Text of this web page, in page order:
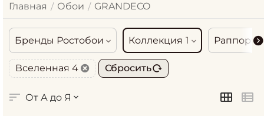
Главная / Обои / GRANDECO
Бренды Ростобои Коллекция 1 Раппорт
Вселенная 4 Сбросить
От А до Я